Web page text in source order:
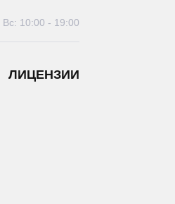
ЛИЦЕНЗИИ
Вс: 10:00 - 19:00